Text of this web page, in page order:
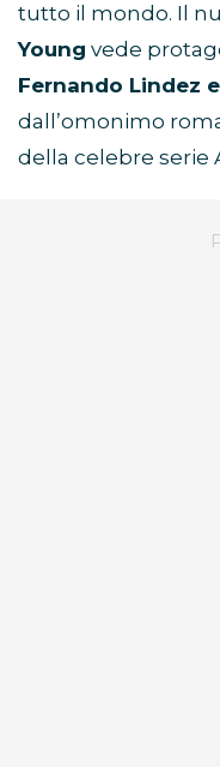
tutto il mondo. Il
Young vede
Fernando Lindez
dall’omonimo
della celebre serie